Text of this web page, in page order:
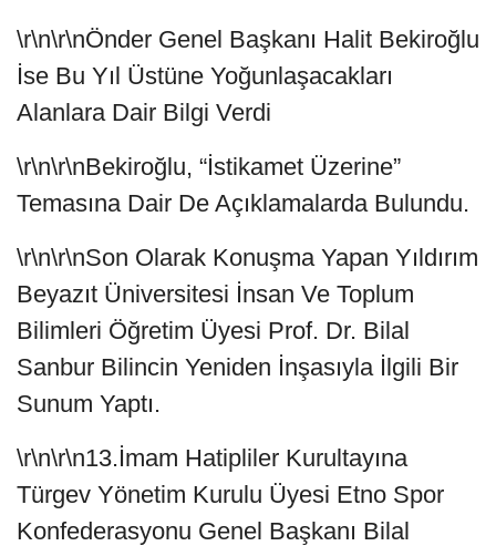
\r\n\r\nÖnder Genel Başkanı Halit Bekiroğlu
İse Bu Yıl Üstüne Yoğunlaşacakları
Alanlara Dair Bilgi Verdi
\r\n\r\nBekiroğlu, “İstikamet Üzerine”
Temasına Dair De Açıklamalarda Bulundu.
\r\n\r\nSon Olarak Konuşma Yapan Yıldırım
Beyazıt Üniversitesi İnsan Ve Toplum
Bilimleri Öğretim Üyesi Prof. Dr. Bilal
Sanbur Bilincin Yeniden İnşasıyla İlgili Bir
Sunum Yaptı.
\r\n\r\n13.İmam Hatipliler Kurultayına
Türgev Yönetim Kurulu Üyesi Etno Spor
Konfederasyonu Genel Başkanı Bilal